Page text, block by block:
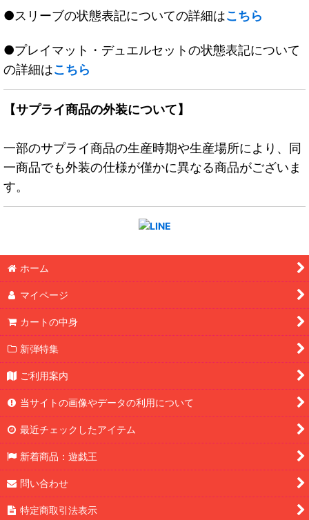
●スリーブの状態表記についての詳細はこちら
●プレイマット・デュエルセットの状態表記について
の詳細はこちら
【サプライ商品の外装について】
一部のサプライ商品の生産時期や生産場所により、同
一商品でも外装の仕様が僅かに異なる商品がございま
す。
ホーム
マイページ
カートの中身
新弾特集
ご利用案内
当サイトの画像やデータの利用について
最近チェックしたアイテム
新着商品：遊戯王
問い合わせ
特定商取引法表示